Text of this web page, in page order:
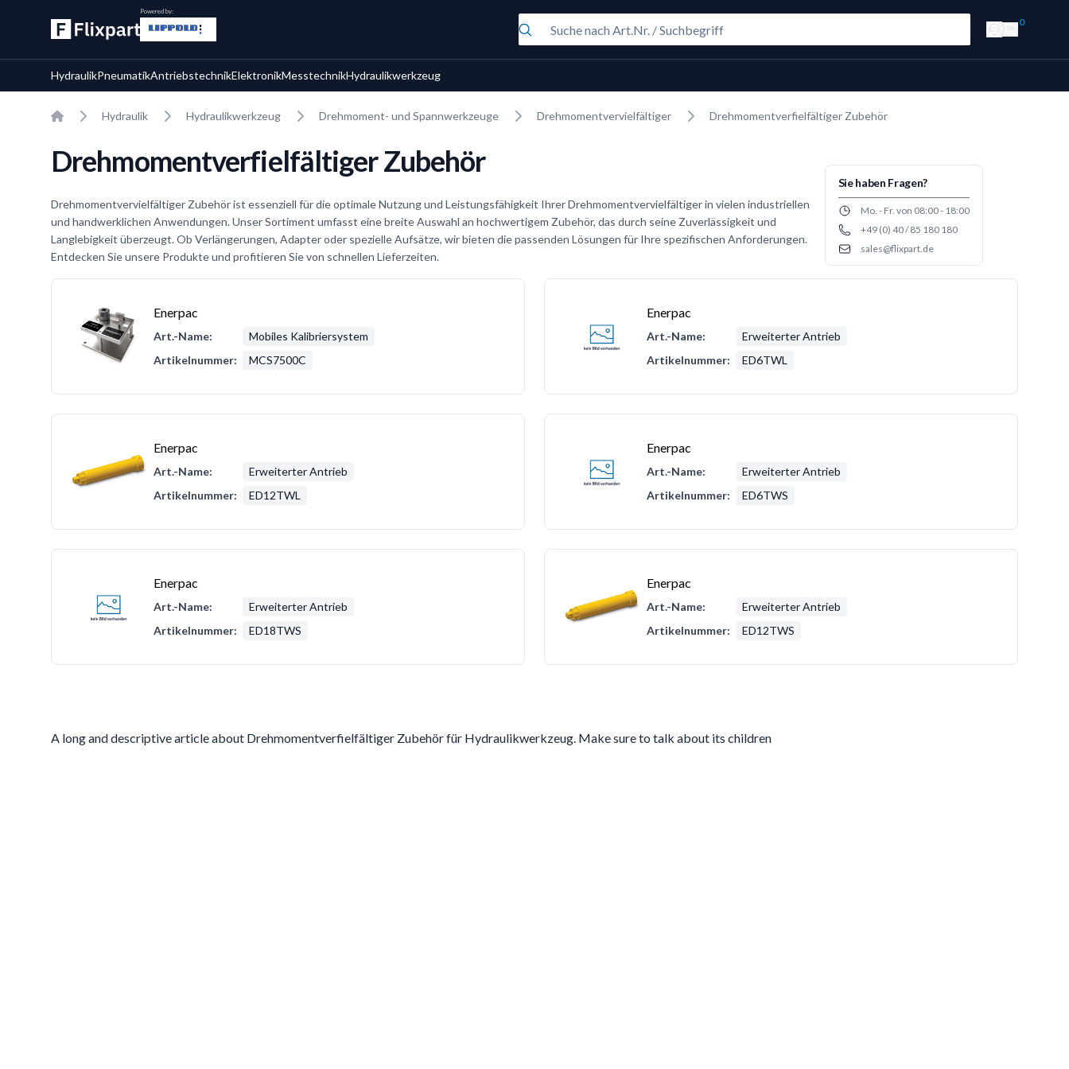
Powered by:
0
HydraulikPneumatikAntriebstechnikElektronikMesstechnikHydraulikwerkzeug
Home Hydraulik Hydraulikwerkzeug Drehmoment- und Spannwerkzeuge Drehmomentvervielfältiger Drehmomentverfielfältiger Zubehör
Drehmomentverfielfältiger Zubehör
Drehmomentvervielfältiger Zubehör ist essenziell für die optimale Nutzung und Leistungsfähigkeit Ihrer Drehmomentvervielfältiger in vielen industriellen
und handwerklichen Anwendungen. Unser Sortiment umfasst eine breite Auswahl an hochwertigem Zubehör, das durch seine Zuverlässigkeit und
Langlebigkeit überzeugt. Ob Verlängerungen, Adapter oder spezielle Aufsätze, wir bieten die passenden Lösungen für Ihre spezifischen Anforderungen.
Entdecken Sie unsere Produkte und profitieren Sie von schnellen Lieferzeiten.
Sie haben Fragen?
Opening hours
Mo. - Fr. von 08:00 - 18:00
Phone number
+49 (0) 40 / 85 180 180
Emailsales@flixpart.de
Enerpac
Art.-Name:
Mobiles Kalibriersystem
Artikelnummer:
MCS7500C
Enerpac
Art.-Name:
Erweiterter Antrieb
Artikelnummer:
ED6TWL
Enerpac
Art.-Name:
Erweiterter Antrieb
Artikelnummer:
ED12TWL
Enerpac
Art.-Name:
Erweiterter Antrieb
Artikelnummer:
ED6TWS
Enerpac
Art.-Name:
Erweiterter Antrieb
Artikelnummer:
ED18TWS
Enerpac
Art.-Name:
Erweiterter Antrieb
Artikelnummer:
ED12TWS
A long and descriptive article about Drehmomentverfielfältiger Zubehör für Hydraulikwerkzeug. Make sure to talk about its children